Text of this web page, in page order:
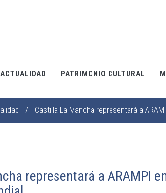
ACTUALIDAD PATRIMONIO CULTURAL
/ Castilla-La Mancha representará a
representará a ARAMPI